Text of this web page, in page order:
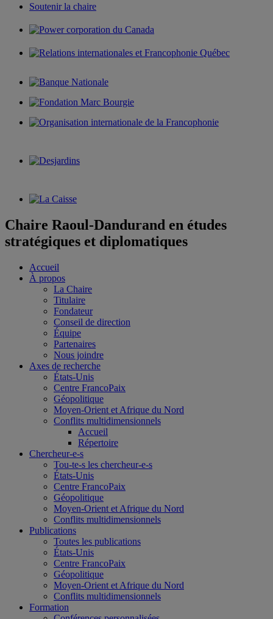
Soutenir la chaire
Chaire Raoul-Dandurand en études
stratégiques et diplomatiques
Accueil
À propos
La Chaire
Titulaire
Fondateur
Conseil de direction
Équipe
Partenaires
Nous joindre
Axes de recherche
États-Unis
Centre FrancoPaix
Géopolitique
Moyen-Orient et Afrique du Nord
Conflits multidimensionnels
Accueil
Répertoire
Chercheur-e-s
Tou-te-s les chercheur-e-s
États-Unis
Centre FrancoPaix
Géopolitique
Moyen-Orient et Afrique du Nord
Conflits multidimensionnels
Publications
Toutes les publications
États-Unis
Centre FrancoPaix
Géopolitique
Moyen-Orient et Afrique du Nord
Conflits multidimensionnels
Formation